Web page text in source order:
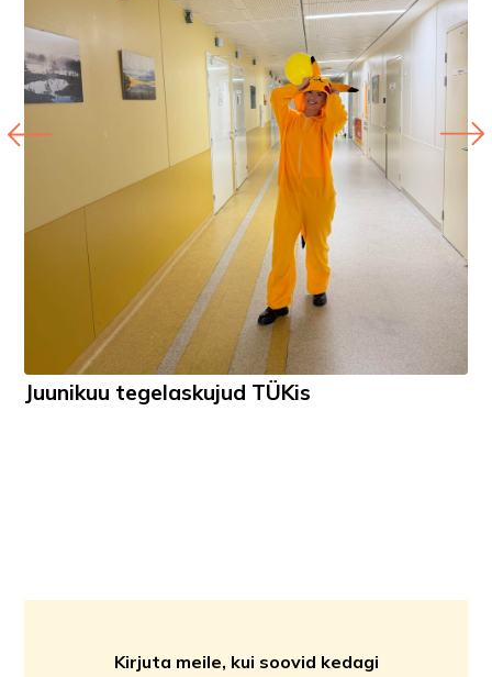
Juunikuu tegelaskujud TÜKis
Kirjuta meile, kui soovid kedagi